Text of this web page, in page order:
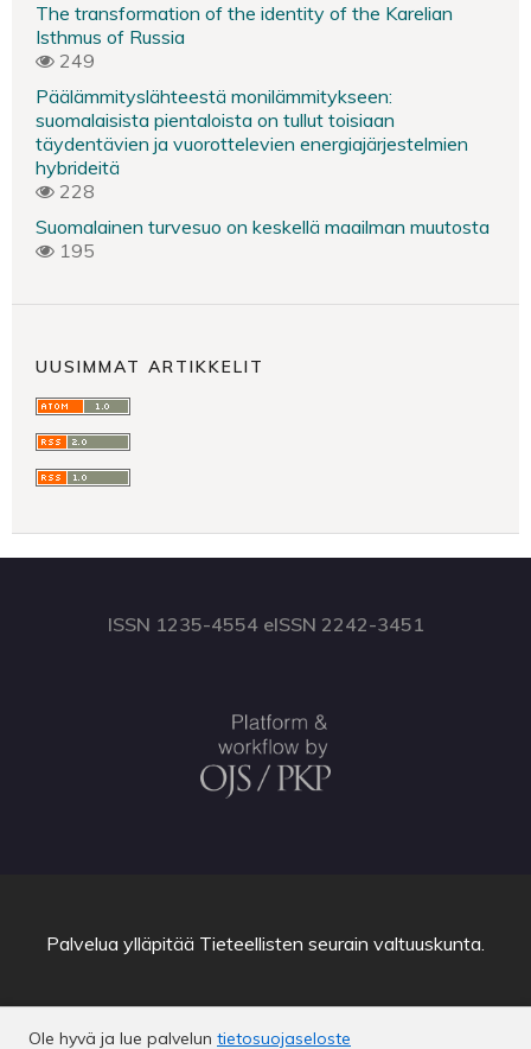
The transformation of the identity of the Karelian
Isthmus of Russia
249
Päälämmityslähteestä monilämmitykseen:
suomalaisista pientaloista on tullut toisiaan
täydentävien ja vuorottelevien energiajärjestelmien
hybrideitä
228
Suomalainen turvesuo on keskellä maailman muutosta
195
UUSIMMAT ARTIKKELIT
ISSN 1235-4554 eISSN 2242-3451
Ole hyvä ja lue palvelun tietosuojaseloste
Palvelua ylläpitää Tieteellisten seurain valtuuskunta.